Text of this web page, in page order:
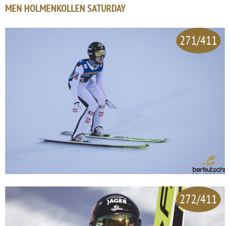
MEN HOLMENKOLLEN SATURDAY
271/411
272/411